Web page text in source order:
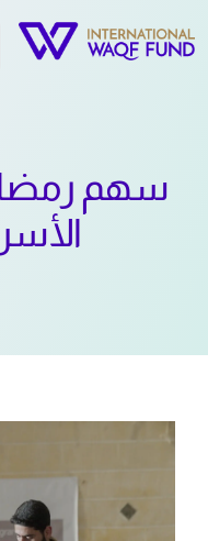
to
سهم